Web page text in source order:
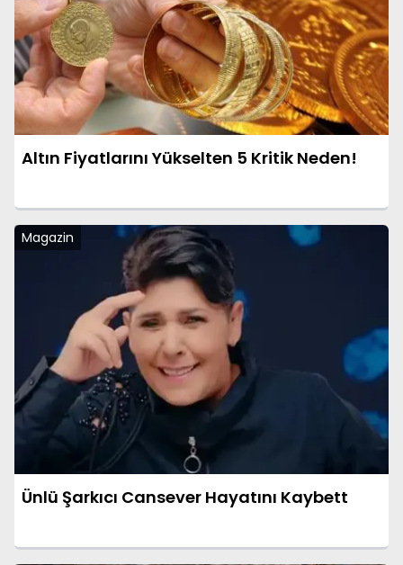
Altın Fiyatlarını Yükselten 5 Kritik Neden!
Magazin
Ünlü Şarkıcı Cansever Hayatını Kaybett